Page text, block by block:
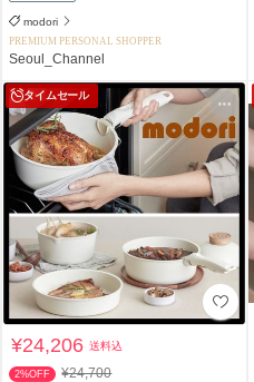
modori
PREMIUM PERSONAL SHOPPER
Seoul_Channel
タイムセール
¥24,206送料込
2%OFF ¥24,700